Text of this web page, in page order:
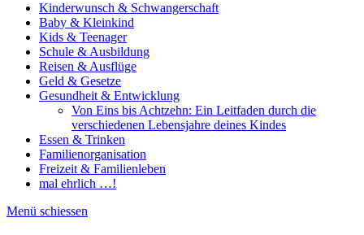
Kinderwunsch & Schwangerschaft
Baby & Kleinkind
Kids & Teenager
Schule & Ausbildung
Reisen & Ausflüge
Geld & Gesetze
Gesundheit & Entwicklung
Von Eins bis Achtzehn: Ein Leitfaden durch die
verschiedenen Lebensjahre deines Kindes
Essen & Trinken
Familienorganisation
Freizeit & Familienleben
mal ehrlich …!
Menü schiessen